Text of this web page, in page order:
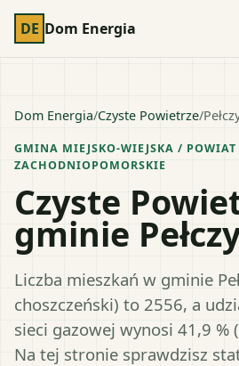
DE Dom Energia
Dom Energia/Czyste Powietrze/
GMINA MIEJSKO-WIEJSKA / POWIAT
ZACHODNIOPOMORSKIE
Czyste
gminie
Liczba mieszkań w gminie
choszczeński) to 2556, a
sieci gazowej wynosi 41,9 %
Na tej stronie sprawdzisz